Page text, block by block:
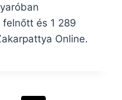
és 1 289
Online.